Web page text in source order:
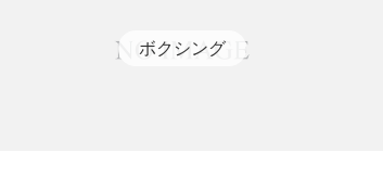
ボクシング